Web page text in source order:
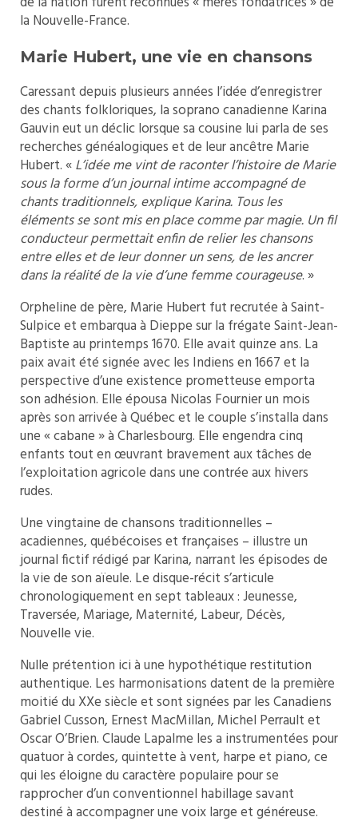
la Nouvelle-France.
Marie Hubert, une vie en chansons
Caressant depuis plusieurs années l’idée d’enregistrer
des chants folkloriques, la soprano canadienne Karina
Gauvin eut un déclic lorsque sa cousine lui parla de ses
recherches généalogiques et de leur ancêtre Marie
Hubert. «L’idée me vint de raconter l’histoire de Marie
sous la forme d’un journal intime accompagné de
chants traditionnels, explique Karina. Tous les
éléments se sont mis en place comme par magie. Un fil
conducteur permettait enfin de relier les chansons
entre elles et de leur donner un sens, de les ancrer
dans la réalité de la vie d’une femme courageuse. »
Orpheline de père, Marie Hubert fut recrutée à Saint-
Sulpice et embarqua à Dieppe sur la frégate Saint-Jean-
Baptiste au printemps 1670. Elle avait quinze ans. La
paix avait été signée avec les Indiens en 1667 et la
perspective d’une existence prometteuse emporta
son adhésion. Elle épousa Nicolas Fournier un mois
après son arrivée à Québec et le couple s’installa dans
une « cabane » à Charlesbourg. Elle engendra cinq
enfants tout en œuvrant bravement aux tâches de
l’exploitation agricole dans une contrée aux hivers
rudes.
Une vingtaine de chansons traditionnelles –
acadiennes, québécoises et françaises – illustre un
journal fictif rédigé par Karina, narrant les épisodes de
la vie de son aïeule. Le disque-récit s’articule
chronologiquement en sept tableaux : Jeunesse,
Traversée, Mariage, Maternité, Labeur, Décès,
Nouvelle vie.
Nulle prétention ici à une hypothétique restitution
authentique. Les harmonisations datent de la première
moitié du XXe siècle et sont signées par les Canadiens
Gabriel Cusson, Ernest MacMillan, Michel Perrault et
Oscar O’Brien. Claude Lapalme les a instrumentées pour
quatuor à cordes, quintette à vent, harpe et piano, ce
qui les éloigne du caractère populaire pour se
rapprocher d’un conventionnel habillage savant
destiné à accompagner une voix large et généreuse.